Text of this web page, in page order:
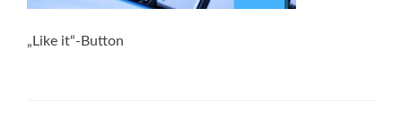
„Like it“-Button